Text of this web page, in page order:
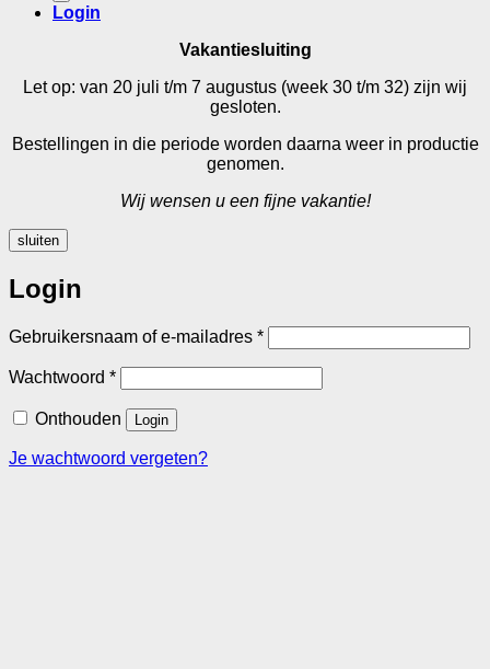
Login
Vakantiesluiting
Let op: van 20 juli t/m 7 augustus (week 30 t/m 32) zijn wij
gesloten.
Bestellingen in die periode worden daarna weer in productie
genomen.
Wij wensen u een fijne vakantie!
sluiten
Login
Gebruikersnaam of e-mailadres *Vereist
Wachtwoord *Vereist
Onthouden Login
Je wachtwoord vergeten?